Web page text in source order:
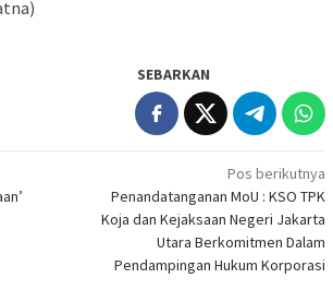
SEBARKAN
Pos berikutnya
Penandatanganan MoU : KSO TPK
Koja dan Kejaksaan Negeri Jakarta
Utara Berkomitmen Dalam
Pendampingan Hukum Korporasi